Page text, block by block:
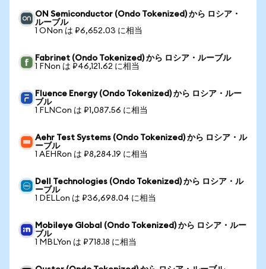
ON Semiconductor (Ondo Tokenized) から ロシア・
ルーブル
1 ONon は ₽6,652.03 に相当
Fabrinet (Ondo Tokenized) から ロシア・ルーブル
1 FNon は ₽46,121.62 に相当
Fluence Energy (Ondo Tokenized) から ロシア・ルー
ブル
1 FLNCon は ₽1,087.56 に相当
Aehr Test Systems (Ondo Tokenized) から ロシア・ル
ーブル
1 AEHRon は ₽8,284.19 に相当
Dell Technologies (Ondo Tokenized) から ロシア・ル
ーブル
1 DELLon は ₽36,698.04 に相当
Mobileye Global (Ondo Tokenized) から ロシア・ルー
ブル
1 MBLYon は ₽718.18 に相当